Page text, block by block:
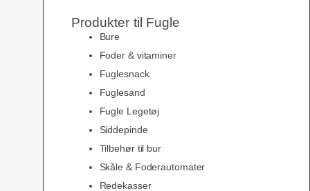
Produkter til Fugle
Bure
Foder & vitaminer
Fuglesnack
Fuglesand
Fugle Legetøj
Siddepinde
Tilbehør til bur
Skåle & Foderautomater
Redekasser